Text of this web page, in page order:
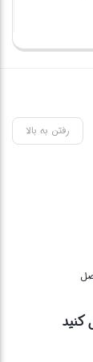
رفتن به بالا
کنید